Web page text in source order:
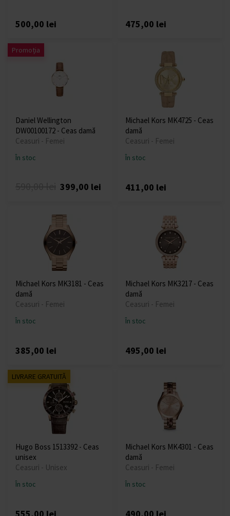
500,00 lei 475,00 lei
Promoția
Daniel Wellington
DW00100172 - Ceas damă
Ceasuri - Femei
În stoc
399,00 lei
Michael Kors MK4725 - Ceas
damă
Ceasuri - Femei
În stoc
411,00 lei
Michael Kors MK3181 - Ceas
damă
Ceasuri - Femei
În stoc
385,00 lei
Michael Kors MK3217 - Ceas
damă
Ceasuri - Femei
În stoc
495,00 lei
LIVRARE GRATUITĂ
Hugo Boss 1513392 - Ceas
unisex
Ceasuri - Unisex
În stoc
Michael Kors MK4301 - Ceas
damă
Ceasuri - Femei
În stoc